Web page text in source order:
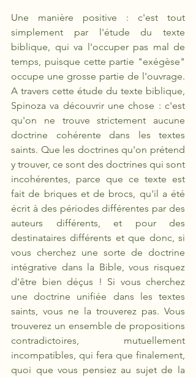
Une manière positive : c'est tout
simplement par l'étude du texte
biblique, qui va l'occuper pas mal de
temps, puisque cette partie "exégèse"
occupe une grosse partie de l'ouvrage.
A travers cette étude du texte biblique,
Spinoza va découvrir une chose : c'est
qu'on ne trouve strictement aucune
doctrine cohérente dans les textes
saints. Que les doctrines qu'on prétend
y trouver, ce sont des doctrines qui sont
incohérentes, parce que ce texte est
fait de briques et de brocs, qu'il a été
écrit à des périodes différentes par des
auteurs différents, et pour des
destinataires différents et que donc, si
vous cherchez une sorte de doctrine
intégrative dans la Bible, vous risquez
d'être bien déçus ! Si vous cherchez
une doctrine unifiée dans les textes
saints, vous ne la trouverez pas. Vous
trouverez un ensemble de propositions
contradictoires, mutuellement
incompatibles, qui fera que finalement,
quoi que vous pensiez au sujet de la